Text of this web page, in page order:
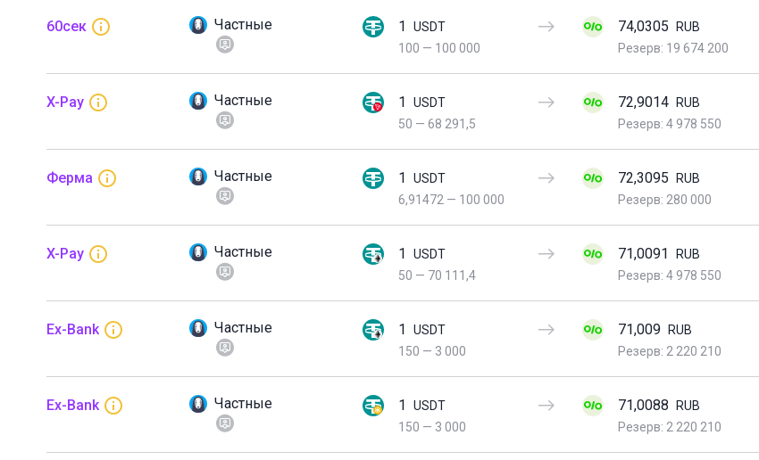
60сек Частные 1
USDT
100 — 100 000
74,0305
RUB
Резерв: 19 674 200
X-Pay Частные 1
USDT
50 — 68 291,5
72,9014
RUB
Резерв: 4 978 550
Ферма Частные 1
USDT
6,91472 — 100 000
72,3095
RUB
Резерв: 280 000
X-Pay Частные 1
USDT
50 — 70 111,4
71,0091
RUB
Резерв: 4 978 550
Ex-Bank Частные 1
USDT
150 — 3 000
71,009
RUB
Резерв: 2 220 210
Ex-Bank Частные 1
USDT
150 — 3 000
71,0088
RUB
Резерв: 2 220 210